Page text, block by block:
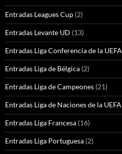
Entradas Leagues Cup (2)
Entradas Levante UD (13)
Entradas Liga Conferencia de la UEFA
Entradas Liga de Bélgica (2)
Entradas Liga de Campeones (21)
Entradas Liga de Naciones de la UEFA
Entradas Liga Francesa (16)
Entradas Liga Portuguesa (2)